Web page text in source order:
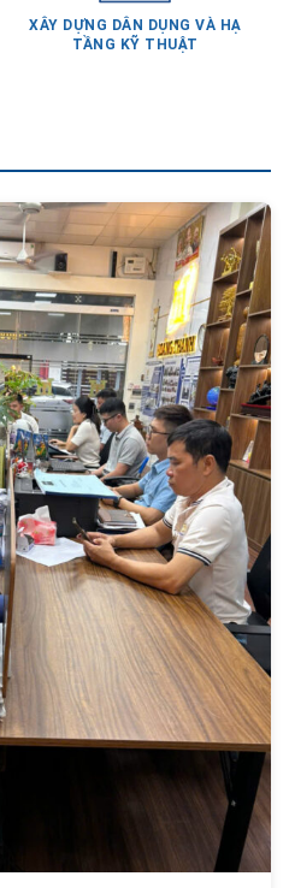
XÂY DỰNG DÂN DỤNG VÀ HẠ
TẦNG KỸ THUẬT